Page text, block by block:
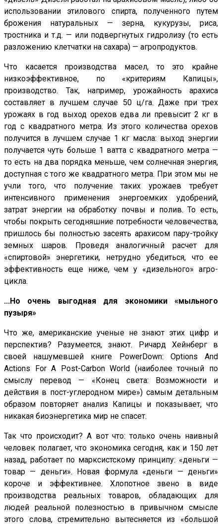
использовании этилового спирта, полученного путем
брожения натуральных — зерна, кукурузы, риса,
тростника и т.д. — или подвергнутых гидролизу (то есть
разложению клетчатки на сахара) — агропродуктов.
Что касается производства масел, то это крайне
низкоэффективное, по «критериям Капицы»,
производство. Так, например, урожайность арахиса
составляет в лучшем случае 50 ц/га. Даже при трех
урожаях в год выход орехов едва ли превысит 2 кг в
год с квадратного метра. Из этого количества орехов
получится в лучшем случае 1 кг масла: выход энергии
получается чуть больше 1 ватта с квадратного метра —
то есть на два порядка меньше, чем солнечная энергия,
доступная с того же квадратного метра. При этом мы не
учли того, что получение таких урожаев требует
интенсивного применения энергоемких удобрений,
затрат энергии на обработку почвы и полив. То есть,
чтобы покрыть сегодняшние потребности человечества,
пришлось бы полностью засеять арахисом пару-тройку
земных шаров. Проведя аналогичный расчет для
«спиртовой» энергетики, нетрудно убедиться, что ее
эффективность еще ниже, чем у «дизельного» агро-
цикла.
...Но очень выгодная для экономики «мыльного
пузыря»
Что же, американские ученые не знают этих цифр и
перспектив? Разумеется, знают. Ричард Хейнберг в
своей нашумевшей книге PowerDown: Options And
Actions For A Post-Carbon World (наиболее точный по
смыслу перевод — «Конец света: Возможности и
действия в пост-углеродном мире») самым детальным
образом повторяет анализ Капицы и показывает, что
никакая биоэнергетика мир не спасет.
Так что происходит? А вот что: только очень наивный
человек полагает, что экономика сегодня, как и 150 лет
назад, работает по марксистскому принципу: «деньги —
товар — деньги». Новая формула «деньги — деньги»
короче и эффективнее. Хлопотное звено в виде
производства реальных товаров, обладающих для
людей реальной полезностью в привычном смысле
этого слова, стремительно вытесняется из «большой